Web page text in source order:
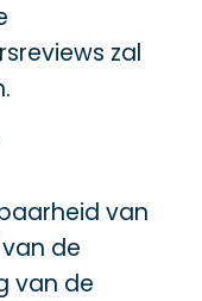
zal
van
de
van de